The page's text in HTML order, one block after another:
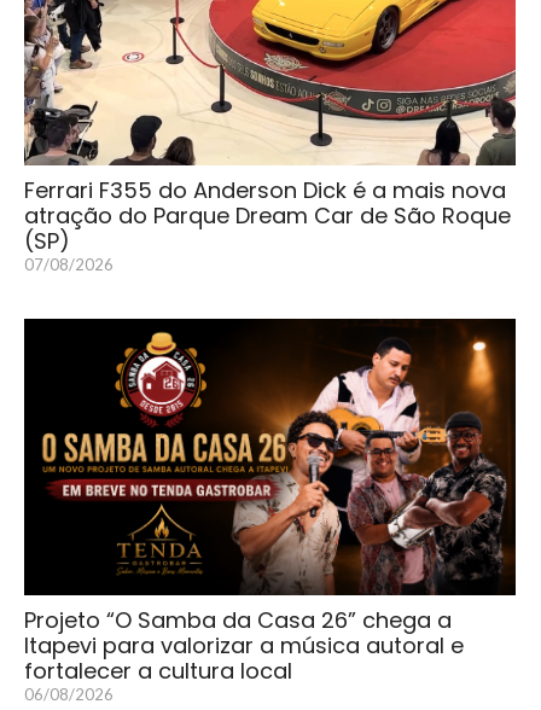
Ferrari F355 do Anderson Dick é a mais nova
atração do Parque Dream Car de São Roque
(SP)
07/08/2026
Projeto “O Samba da Casa 26” chega a
Itapevi para valorizar a música autoral e
fortalecer a cultura local
06/08/2026